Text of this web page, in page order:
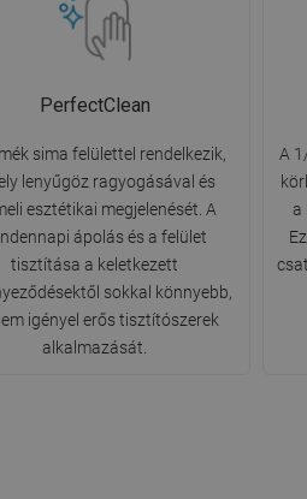
PerfectClean
sima felülettel rendelkezik,
lenyűgöz ragyogásával és
esztétikai megjelenését. A
ápolás és a felület
tisztítása a keletkezett
sokkal könnyebb,
igényel erős tisztítószerek
alkalmazását.
A
a